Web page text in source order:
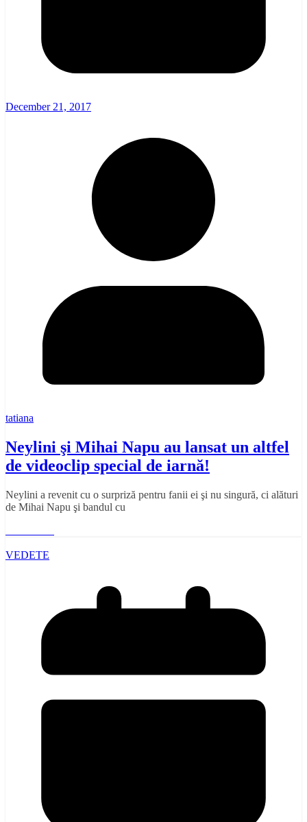
December 21, 2017
tatiana
Neylini şi Mihai Napu au lansat un altfel
de videoclip special de iarnă!
Neylini a revenit cu o surpriză pentru fanii ei şi nu singură, ci alături
de Mihai Napu şi bandul cu
VEDETE